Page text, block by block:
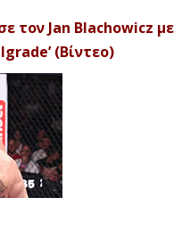
τον Jan Blachowicz με
(Βίντεο)